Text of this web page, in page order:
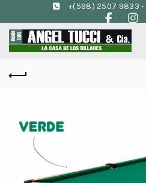
+(598) 2507 9833 -